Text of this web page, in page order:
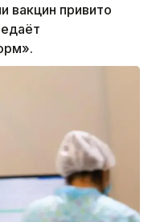
вакцин привито